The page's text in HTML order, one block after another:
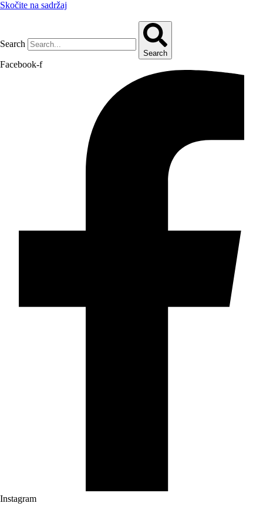
Skočite na sadržaj
Search
Search
Facebook-f
Instagram